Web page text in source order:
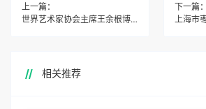
上一篇：
世界艺术家协会主席王余根博士领航世界艺术交流
下一篇：
相关推荐